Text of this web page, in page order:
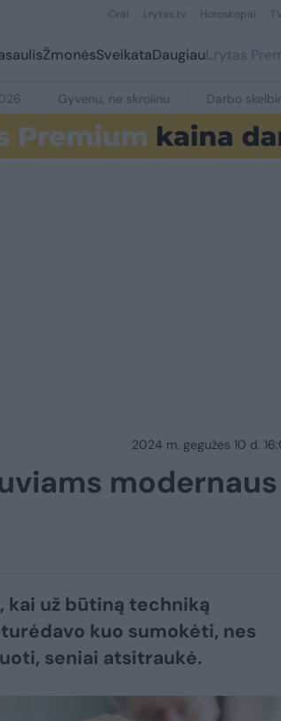
Orai Lrytas.tv Horoskopai
ŽmonėsSveikataDaugiauLrytas
Gyvenu, ne skrolinu Darbo
2024 m. gegužės 10 d.
modernaus
kai už būtiną techniką
kuo sumokėti, nes
seniai atsitraukė.